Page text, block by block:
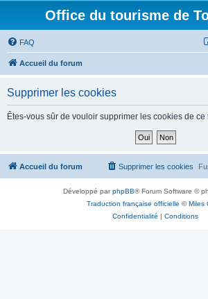
Office du tourisme de
FAQ
Accueil du forum
Supprimer les cookies
Êtes-vous sûr de vouloir supprimer les cookies de ce
Accueil du forum Supprimer les cookies
Développé parphpBB® Forum Software ©
Traduction française officielle ©Miles
Confidentialité | Conditions